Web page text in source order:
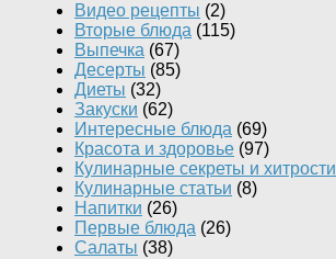
Видео рецепты (2)
Вторые блюда (115)
Выпечка (67)
Десерты (85)
Диеты (32)
Закуски (62)
Интересные блюда (69)
Красота и здоровье (97)
Кулинарные секреты и хитрости
Кулинарные статьи (8)
Напитки (26)
Первые блюда (26)
Салаты (38)